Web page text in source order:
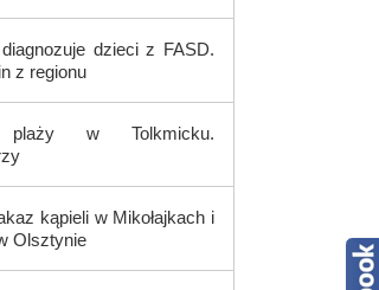
dzieci z FASD.
z regionu
w Tolkmicku.
kąpieli w Mikołajkach i
Olsztynie